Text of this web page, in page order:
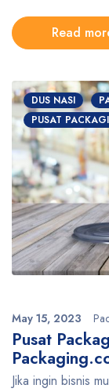
Read
DUS NASI
PUSAT
May 15, 2023
Pusat
Jika ingin bisnis